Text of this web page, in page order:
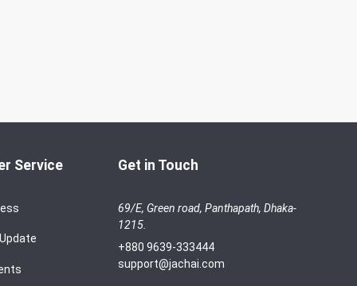
Service Get in Touch
69/E, Green road, Panthapath, Dhaka-
1215.
+880 9639-333444
support@jachai.com